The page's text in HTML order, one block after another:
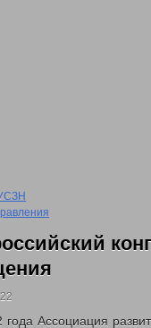
проверки
Ассоциация